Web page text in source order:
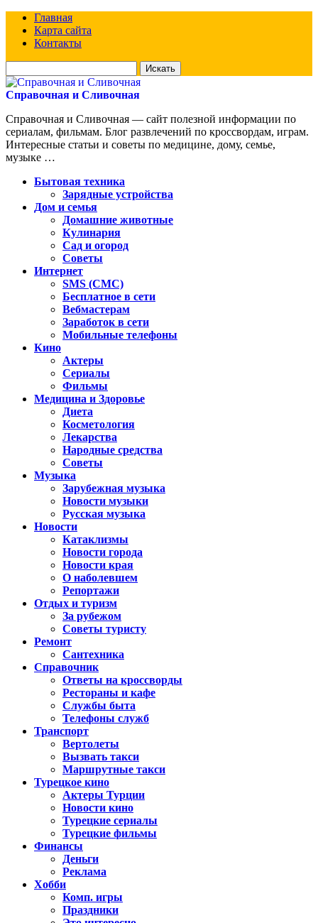
Главная
Карта сайта
Контакты
для:
Справочная и Сливочная
Справочная и Сливочная — сайт полезной информации по
сериалам, фильмам. Блог развлечений по кроссвордам, играм.
Интересные статьи и советы по медицине, дому, семье,
музыке …
Бытовая техника
Зарядные устройства
Дом и семья
Домашние животные
Кулинария
Сад и огород
Советы
Интернет
SMS (СМС)
Бесплатное в сети
Вебмастерам
Заработок в сети
Мобильные телефоны
Кино
Актеры
Сериалы
Фильмы
Медицина и Здоровье
Диета
Косметология
Лекарства
Народные средства
Советы
Музыка
Зарубежная музыка
Новости музыки
Русская музыка
Новости
Катаклизмы
Новости города
Новости края
О наболевшем
Репортажи
Отдых и туризм
За рубежом
Советы туристу
Ремонт
Сантехника
Справочник
Ответы на кроссворды
Рестораны и кафе
Службы быта
Телефоны служб
Транспорт
Вертолеты
Вызвать такси
Маршрутные такси
Турецкое кино
Актеры Турции
Новости кино
Турецкие сериалы
Турецкие фильмы
Финансы
Деньги
Реклама
Хобби
Комп. игры
Праздники